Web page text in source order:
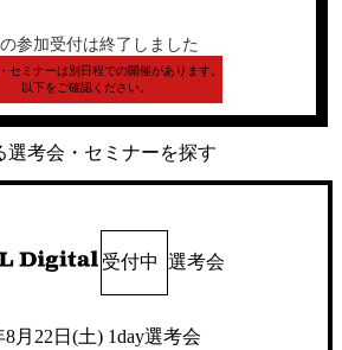
参加受付は終了しました
セミナーは別日程での開催があります。
以下をご確認ください。
選考会・セミナーを探す
受付中 選考会
8月22日(土) 1day選考会